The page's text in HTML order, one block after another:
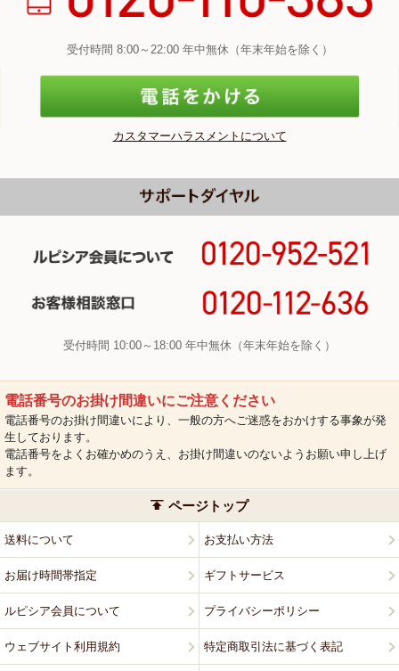
受付時間 8:00～22:00 年中無休（年末年始を除く）
カスタマーハラスメントについて
受付時間 10:00～18:00 年中無休（年末年始を除く）
電話番号のお掛け間違いにご注意ください
電話番号のお掛け間違いにより、一般の方へご迷惑をおかけする事象が発
生しております。
電話番号をよくお確かめのうえ、お掛け間違いのないようお願い申し上げ
ます。
ページトップ
送料について お支払い方法
お届け時間帯指定 ギフトサービス
ルピシア会員について プライバシーポリシー
ウェブサイト利用規約 特定商取引法に基づく表記